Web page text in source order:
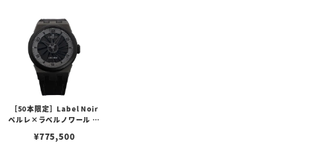
［50本限定］Label Noir
ペルレ×ラベルノワール タ
¥775,500